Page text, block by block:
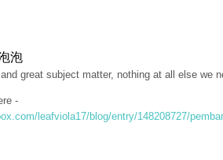
泡
great subject matter, nothing at all else we
-
leafviola17/blog/entry/148208727/